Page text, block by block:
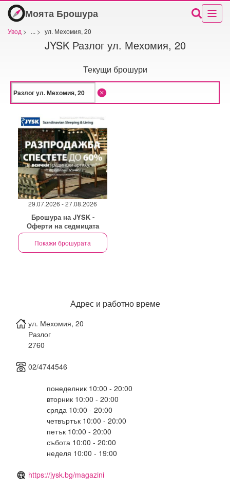
Моята Брошура
Увод > ... > ул. Мехомия, 20
JYSK Разлог ул. Мехомия, 20
Текущи брошури
29.07.2026 - 27.08.2026
Брошура на JYSK -
Оферти на седмицата
Покажи брошурата
Адрес и работно време
ул. Мехомия, 20
Разлог
2760
02/4744546
понеделник 10:00 - 20:00
вторник 10:00 - 20:00
сряда 10:00 - 20:00
четвъртък 10:00 - 20:00
петък 10:00 - 20:00
събота 10:00 - 20:00
неделя 10:00 - 19:00
https://jysk.bg/magazini